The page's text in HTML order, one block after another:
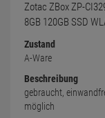
Zotac ZBox ZP-
8GB 120GB SSD
Zustand
A-Ware
Beschreibung
gebraucht,
möglich